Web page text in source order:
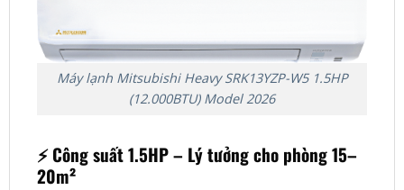
Máy lạnh Mitsubishi Heavy SRK13YZP-W5 1.5HP
(12.000BTU) Model 2026
⚡ Công suất 1.5HP – Lý tưởng cho phòng 15–
20m²